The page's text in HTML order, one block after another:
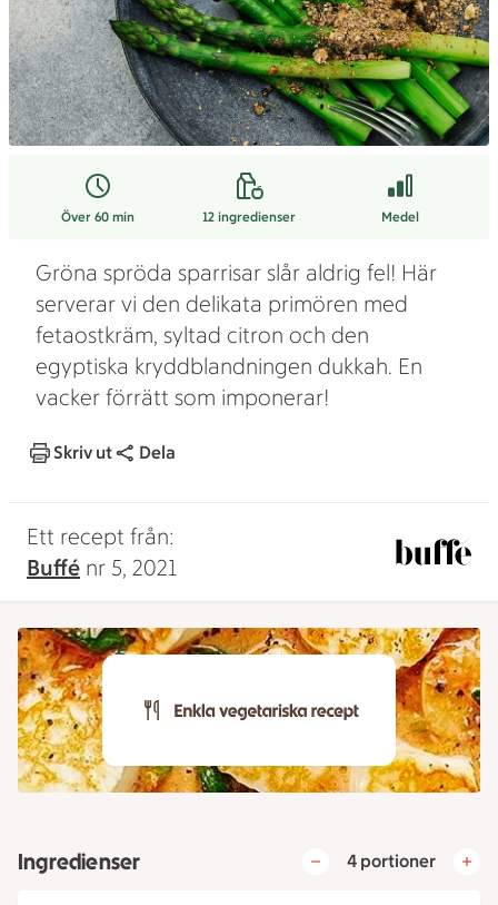
Över 60 min 12 ingredienser Medel
Gröna spröda sparrisar slår aldrig fel! Här
serverar vi den delikata primören med
fetaostkräm, syltad citron och den
egyptiska kryddblandningen dukkah. En
vacker förrätt som imponerar!
Skriv ut Dela
Ett recept från:
Buffé nr 5, 2021
Ingredienser 4 portioner